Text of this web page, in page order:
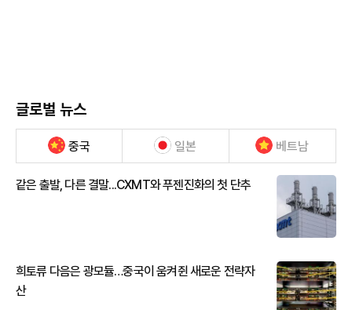
글로벌 뉴스
중국 일본 베트남
같은 출발, 다른 결말...CXMT와 푸젠진화의 첫 단추
희토류 다음은 광모듈…중국이 움켜쥔 새로운 전략자
산